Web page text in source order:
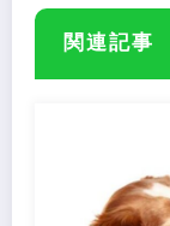
関連記事